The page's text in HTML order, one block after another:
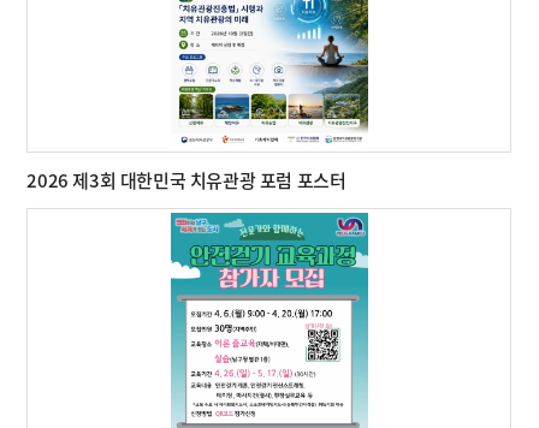
2026 제3회 대한민국 치유관광 포럼 포스터